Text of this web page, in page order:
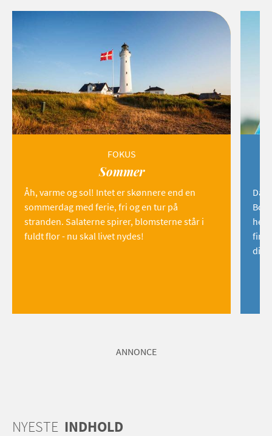
FOKUS
Sommer
Åh, varme og sol! Intet er skønnere end en
sommerdag med ferie, fri og en tur på
stranden. Salaterne spirer, blomsterne står i
fuldt flor - nu skal livet nydes!
find
dig!
ANNONCE
NYESTE INDHOLD